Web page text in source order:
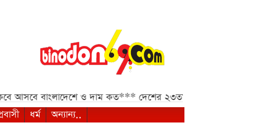
ও দাম কত*** দেশের ২৩তম রাষ্ট্রপতি কে হচ্ছেন, শেষ
ধর্ম অন্যান্য..